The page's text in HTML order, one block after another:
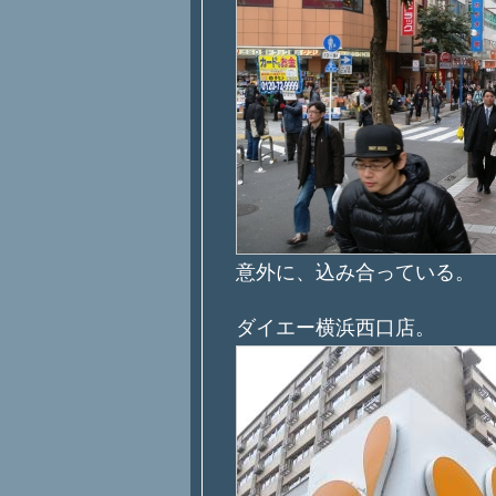
意外に、込み合っている。
ダイエー横浜西口店。